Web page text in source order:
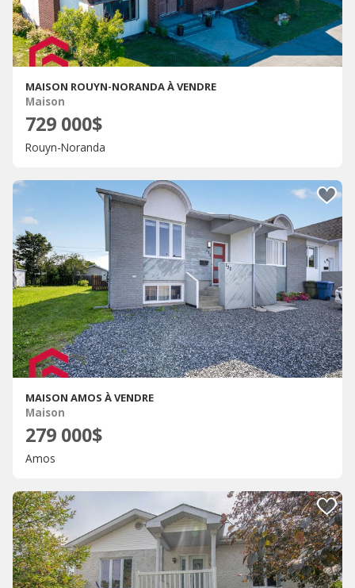
MAISON ROUYN-NORANDA À VENDRE
Maison
729 000$
Rouyn-Noranda
MAISON AMOS À VENDRE
Maison
279 000$
Amos